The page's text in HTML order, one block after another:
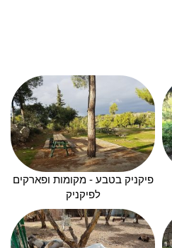
פיקניק בטבע - מקומות ופארקים
לפיקניק